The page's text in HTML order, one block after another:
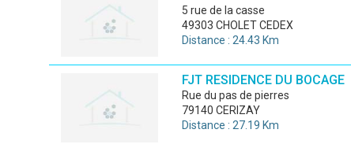
5 rue de la casse
49303 CHOLET CEDEX
Distance : 24.43 Km
FJT RESIDENCE DU BOCAGE
rue du pas de pierres
79140 CERIZAY
Distance : 27.19 Km